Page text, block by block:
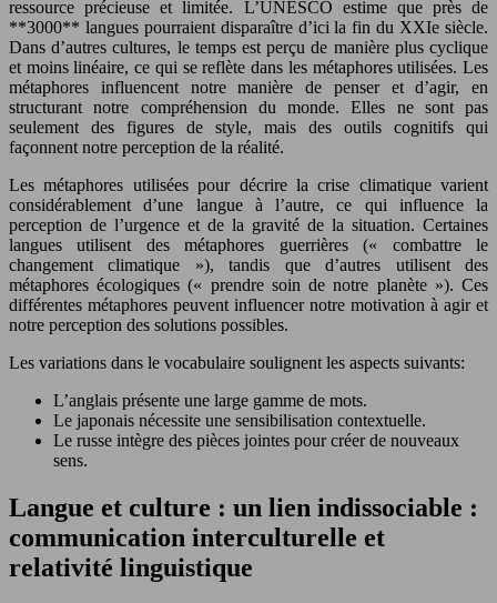
ressource précieuse et limitée. L’UNESCO estime que près de
**3000** langues pourraient disparaître d’ici la fin du XXIe siècle.
Dans d’autres cultures, le temps est perçu de manière plus cyclique
et moins linéaire, ce qui se reflète dans les métaphores utilisées. Les
métaphores influencent notre manière de penser et d’agir, en
structurant notre compréhension du monde. Elles ne sont pas
seulement des figures de style, mais des outils cognitifs qui
façonnent notre perception de la réalité.
Les métaphores utilisées pour décrire la crise climatique varient
considérablement d’une langue à l’autre, ce qui influence la
perception de l’urgence et de la gravité de la situation. Certaines
langues utilisent des métaphores guerrières (« combattre le
changement climatique »), tandis que d’autres utilisent des
métaphores écologiques (« prendre soin de notre planète »). Ces
différentes métaphores peuvent influencer notre motivation à agir et
notre perception des solutions possibles.
Les variations dans le vocabulaire soulignent les aspects suivants:
L’anglais présente une large gamme de mots.
Le japonais nécessite une sensibilisation contextuelle.
Le russe intègre des pièces jointes pour créer de nouveaux
sens.
Langue et culture : un lien indissociable :
communication interculturelle et
relativité linguistique